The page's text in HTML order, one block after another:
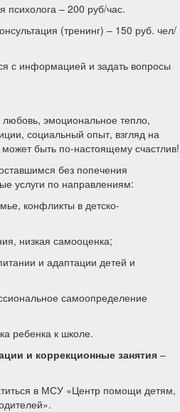
психолога – 200 руб/час.
(тренинг) – 150 руб. чел/
с информацией и задать вопросы
эмоциональное тепло,
социальный опыт, взгляд на
быть по-настоящему счастлив!
без попечения
услуги по направлениям:
конфликты в детско-
низкая самооценка;
и адаптации детей и
самоопределение
ребенка к школе.
и коррекционные занятия –
в МСУ «Центр помощи детям,